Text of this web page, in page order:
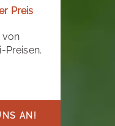
Preis
von
Preisen.
AN!